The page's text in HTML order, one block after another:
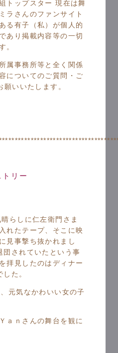
トップスター 現在は舞
ラさんのファンサイト
る有子（私）が個人的
あり掲載内容等の一切
。
属事務所等と全く関係
についてのご質問・ご
願いいたします。
トリー
らしに仁左衛門さま
れたテープ、そこに映
見事撃ち抜かれまし
団されていたという事
拝見したのはディナー
した。
元気なかわいい女の子
ａｎさんの舞台を観に